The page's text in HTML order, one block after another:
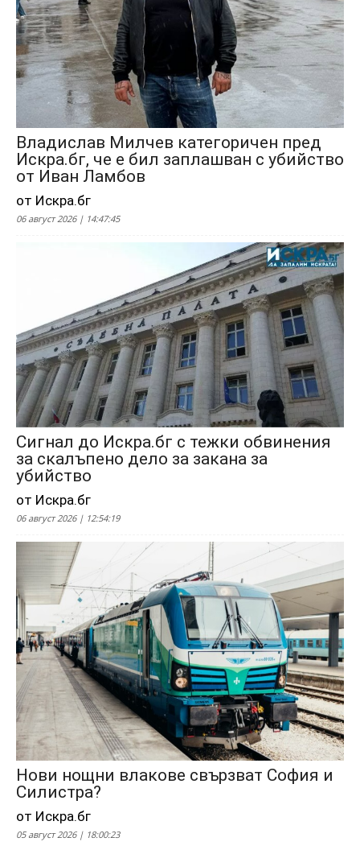
Владислав Милчев категоричен пред
Искра.бг, че е бил заплашван с убийство
от Иван Ламбов
от Искра.бг
06 август 2026 | 14:47:45
Сигнал до Искра.бг с тежки обвинения
за скалъпено дело за закана за
убийство
от Искра.бг
06 август 2026 | 12:54:19
Нови нощни влакове свързват София и
Силистра?
от Искра.бг
05 август 2026 | 18:00:23